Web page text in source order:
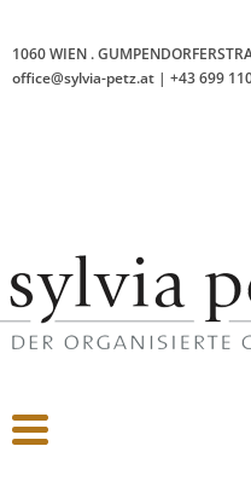
1060 WIEN .
office@sylvia-petz.at | +43 699